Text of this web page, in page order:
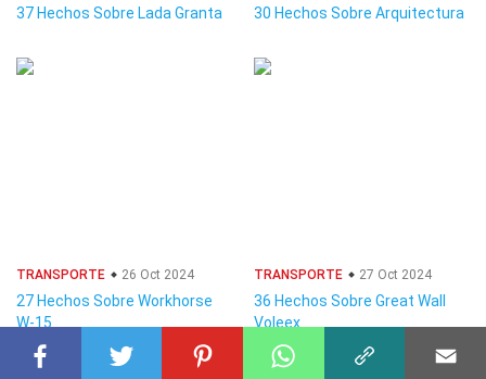
37 Hechos Sobre Lada Granta 30 Hechos Sobre Arquitectura
TRANSPORTE 26 Oct 2024
27 Hechos Sobre Workhorse
W-15
TRANSPORTE 27 Oct 2024
36 Hechos Sobre Great Wall
Voleex